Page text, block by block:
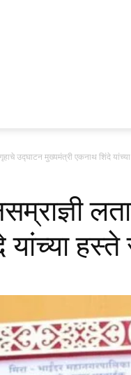
उद्घाटन मुख्यमंत्री एकनाथ शिंदे
हस्ते